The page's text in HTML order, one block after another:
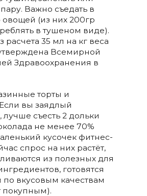
пару. Важно съедать в
овощей (из них 200гр
в тушеном виде).
расчета 35 мл на кг веса
Всемирной
Здравоохранения в
торты и
вы заядлый
лучше съесть 2 дольки
не менее 70%
кусочек фитнес-
спрос на них растёт,
из полезных для
готовятся
по вкусовым качествам
покупным).